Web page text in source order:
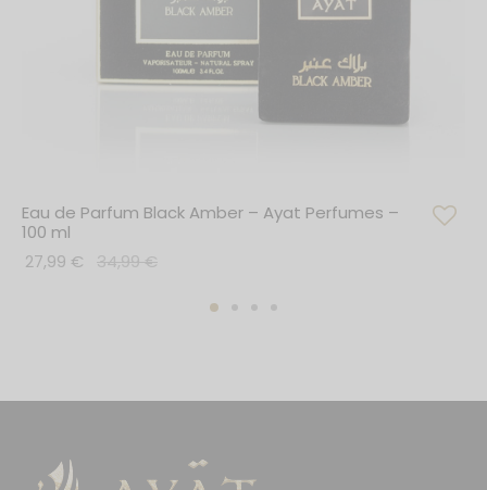
Eau de Parfum Black Amber – Ayat Perfumes –
100 ml
27,99 € 34,99€